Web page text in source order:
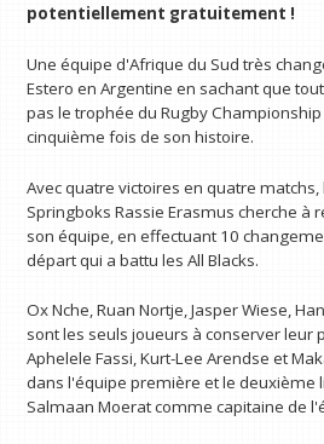
potentiellement gratuitement !
Une équipe d'Afrique du Sud très
Estero en Argentine en sachant que
pas le trophée du Rugby
cinquième fois de son histoire.
Avec quatre victoires en quatre
Springboks Rassie Erasmus cherche à
son équipe, en effectuant 10
départ qui a battu les All Blacks.
Ox Nche, Ruan Nortje, Jasper Wiese,
sont les seuls joueurs à conserver leur
Aphelele Fassi, Kurt-Lee Arendse et
dans l'équipe première et le deuxième
Salmaan Moerat comme capitaine de